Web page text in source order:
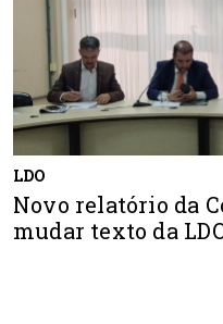
LDO
Novo relatório da
mudar texto da